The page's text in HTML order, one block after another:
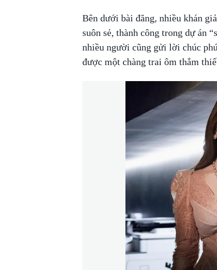
Bên dưới bài đăng, nhiều khán
suôn sẻ, thành công trong dự án
nhiều người cũng gửi lời chúc
được một chàng trai ôm thắm